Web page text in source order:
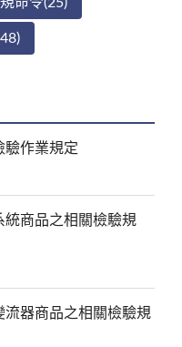
驗作業規定
統商品之相關檢驗規
器商品之相關檢驗規